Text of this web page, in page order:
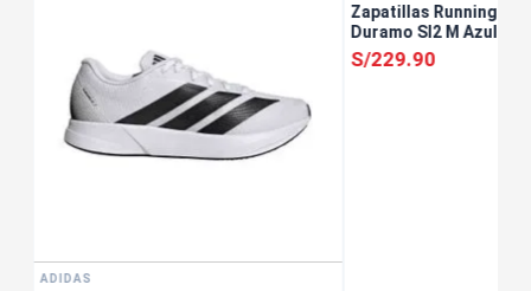
ADIDAS
Zapatillas Running
Duramo Sl2 M Azul
S/229.90